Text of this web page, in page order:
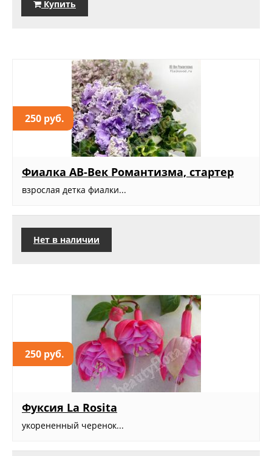
Купить
250 руб.
Фиалка АВ-Век Романтизма, стартер
взрослая детка фиалки...
Нет в наличии
250 руб.
Фуксия La Rosita
укорененный черенок...